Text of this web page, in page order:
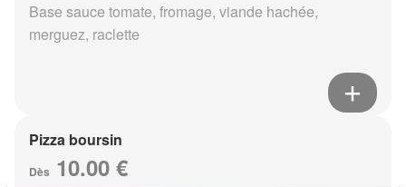
Base sauce tomate, fromage, viande hachée,
merguez, raclette
Pizza boursin
Dès 10.00 €